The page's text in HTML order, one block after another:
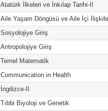
Atatürk İlkeleri ve İnkılap Tarihi-II
Aile Yaşam Döngüsü ve Aile İçi
Sosyolojiye Giriş
Antropolojiye Giriş
Temel Matematik
Communication in Health
İngilizce-II
Tıbbi Biyoloji ve Genetik